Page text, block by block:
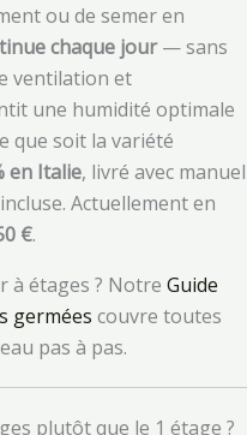
ou de semer en
chaque jour— sans
ventilation et
une humidité optimale
que soit la variété
en Italie, livré avec manuel
Actuellement en
€.
à étages ? Notre Guide
germées couvre toutes
pas à pas.
plutôt que le 1 étage ?